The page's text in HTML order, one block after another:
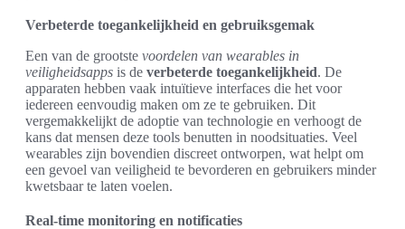
Verbeterde toegankelijkheid en gebruiksgemak
Een van de grootste voordelen van wearables in
veiligheidsapps is de verbeterde toegankelijkheid. De
apparaten hebben vaak intuïtieve interfaces die het voor
iedereen eenvoudig maken om ze te gebruiken. Dit
vergemakkelijkt de adoptie van technologie en verhoogt de
kans dat mensen deze tools benutten in noodsituaties. Veel
wearables zijn bovendien discreet ontworpen, wat helpt om
een gevoel van veiligheid te bevorderen en gebruikers minder
kwetsbaar te laten voelen.
Real-time monitoring en notificaties